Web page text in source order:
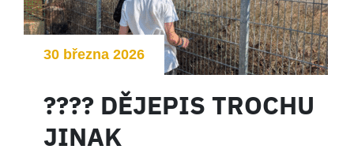
30 března 2026
???? DĚJEPIS TROCHU
JINAK